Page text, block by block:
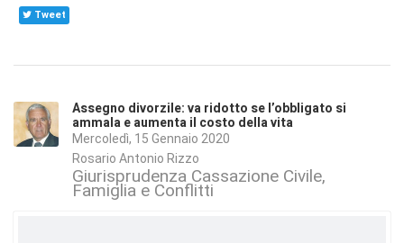
Tweet
Assegno divorzile: va ridotto se l’obbligato si
ammala e aumenta il costo della vita
Mercoledì, 15 Gennaio 2020
Rosario Antonio Rizzo
Giurisprudenza Cassazione Civile
Famiglia e Conflitti